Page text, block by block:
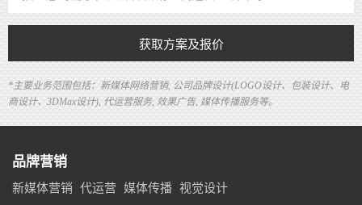
获取方案及报价
*主要业务范围包括：新媒体网络营销, 公司品牌设计(LOGO设计、包装设计、电
商设计、3DMax设计), 代运营服务, 效果广告, 媒体传播服务等。
品牌营销
新媒体营销 代运营 媒体传播 视觉设计